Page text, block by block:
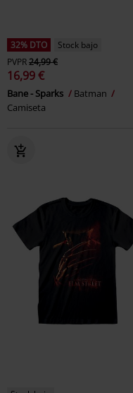
32% DTO
Stock bajo
PVPR24,99 €
16,99 €
Bane - Sparks
Batman
Camiseta